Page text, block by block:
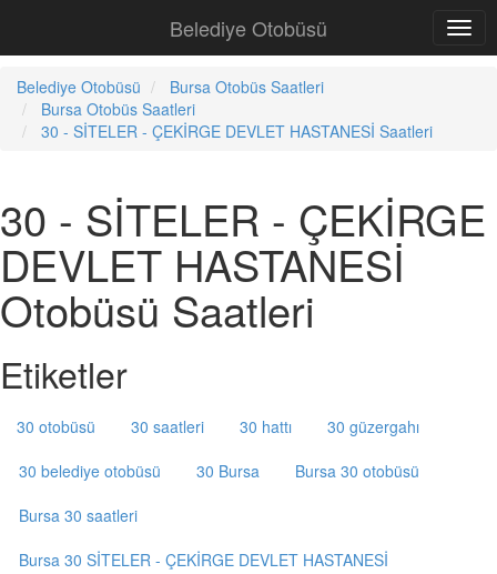
Belediye Otobüsü
Belediye Otobüsü
Bursa Otobüs Saatleri
Bursa Otobüs Saatleri
30 - SİTELER - ÇEKİRGE DEVLET HASTANESİ Saatleri
30 - SİTELER - ÇEKİRGE
DEVLET HASTANESİ
Otobüsü Saatleri
Etiketler
30 otobüsü 30 saatleri 30 hattı
30 güzergahı
30 belediye otobüsü
30 Bursa
Bursa 30 otobüsü
Bursa 30 saatleri
Bursa 30 SİTELER - ÇEKİRGE DEVLET HASTANESİ